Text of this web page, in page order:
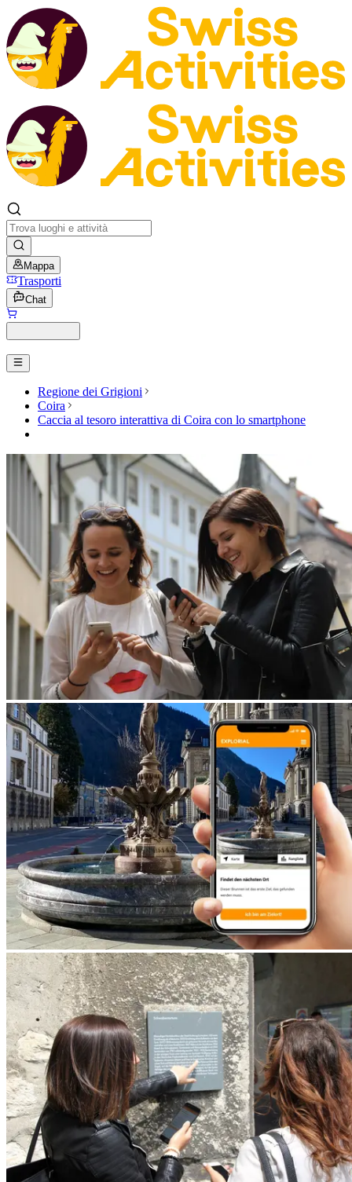
Mappa
Trasporti
Chat
Regione dei Grigioni
Coira
Caccia al tesoro interattiva di Coira con lo smartphone